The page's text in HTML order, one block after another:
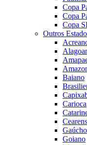
Copa
Copa
Copa
Outros
Baiano
Carioca
Gaúcho
Goiano